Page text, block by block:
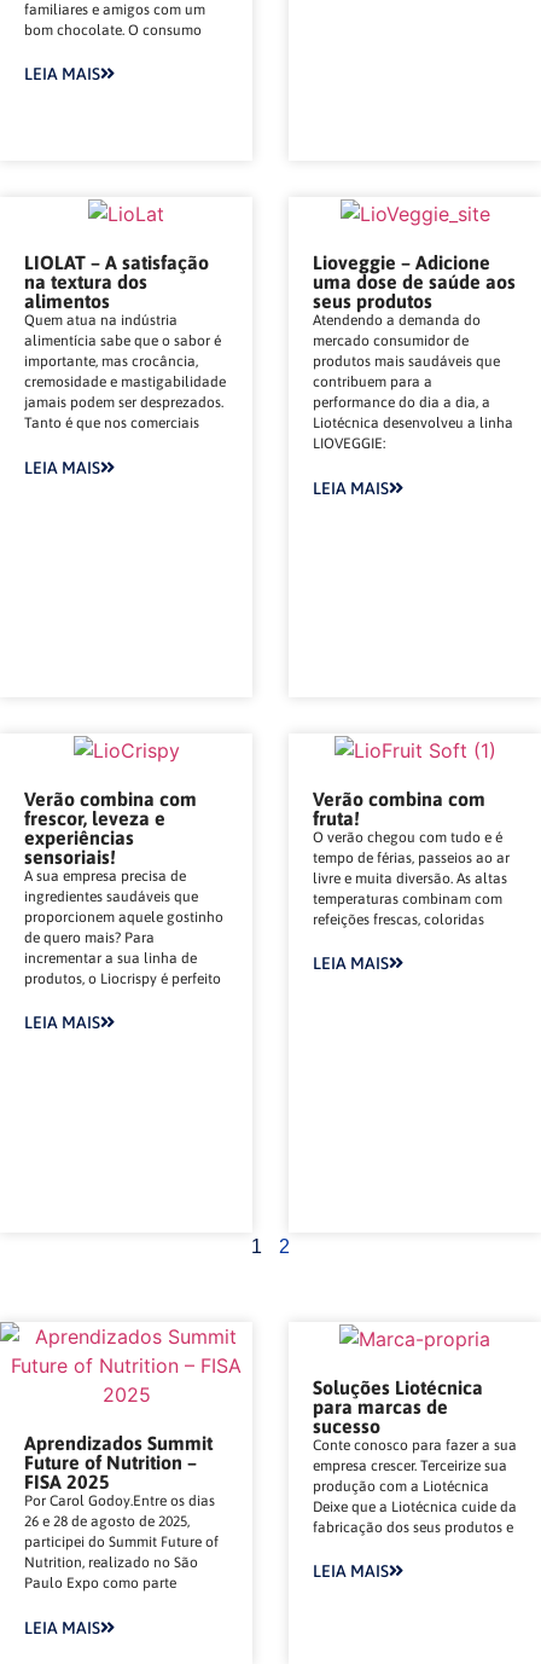
familiares e amigos com um
bom chocolate. O consumo
LEIA MAIS
LIOLAT – A satisfação
na textura dos
alimentos
Quem atua na indústria
alimentícia sabe que o sabor é
importante, mas crocância,
cremosidade e mastigabilidade
jamais podem ser desprezados.
Tanto é que nos comerciais
LEIA MAIS
Lioveggie – Adicione
uma dose de saúde aos
seus produtos
Atendendo a demanda do
mercado consumidor de
produtos mais saudáveis que
contribuem para a
performance do dia a dia, a
Liotécnica desenvolveu a linha
LIOVEGGIE:
LEIA MAIS
Verão combina com
frescor, leveza e
experiências
sensoriais!
A sua empresa precisa de
ingredientes saudáveis que
proporcionem aquele gostinho
de quero mais? Para
incrementar a sua linha de
produtos, o Liocrispy é perfeito
LEIA MAIS
Verão combina com
fruta!
O verão chegou com tudo e é
tempo de férias, passeios ao ar
livre e muita diversão. As altas
temperaturas combinam com
refeições frescas, coloridas
LEIA MAIS
1 2
Aprendizados Summit
Future of Nutrition –
FISA 2025
Por Carol Godoy.Entre os dias
26 e 28 de agosto de 2025,
participei do Summit Future of
Nutrition, realizado no São
Paulo Expo como parte
LEIA MAIS
Soluções Liotécnica
para marcas de
sucesso
Conte conosco para fazer a sua
empresa crescer. Terceirize sua
produção com a Liotécnica
Deixe que a Liotécnica cuide da
fabricação dos seus produtos e
LEIA MAIS